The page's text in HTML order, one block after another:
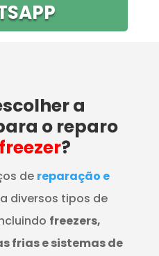
a
o reparo
freezer?
de reparação e
diversos tipos de
freezers,
frias e sistemas de